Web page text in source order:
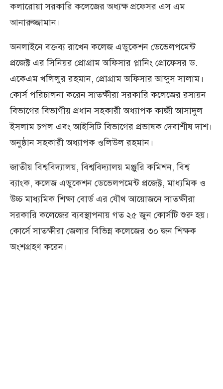
কলারোয়া সরকারি কলেজের অধ্যক্ষ প্রফেসর এস এম
আনারুজ্জামান।
অনলাইনে বক্তব্য রাখেন কলেজ এডুকেশন ডেভেলপমেন্ট
প্রজেক্ট এর সিনিয়র প্রোগ্রাম অফিসার প্লানিং প্রোফেসর ড.
একেএম খলিলুর রহমান, প্রোগ্রাম অফিসার আব্দুস সালাম।
কোর্স পরিচালনা করেন সাতক্ষীরা সরকারি কলেজের রসায়ন
বিভাগের বিভাগীয় প্রধান সহকারী অধ্যাপক কাজী আসাদুল
ইসলাম চপল এবং আইসিটি বিভাগের প্রভাষক দেবাশীষ দাশ।
অনুষ্ঠান সহকারী অধ্যাপক ওলিউল রহমান।
জাতীয় বিশ্ববিদ্যালয়, বিশ্ববিদ্যালয় মঞ্জুরি কমিশন, বিশ্ব
ব্যাংক, কলেজ এডুকেশন ডেভেলপমেন্ট প্রজেক্ট, মাধ্যমিক ও
উচ্চ মাধ্যমিক শিক্ষা বোর্ড এর যৌথ আয়োজনে সাতক্ষীরা
সরকারি কলেজের ব্যবস্থাপনায় গত ২৫ জুন কোর্সটি শুরু হয়।
কোর্সে সাতক্ষীরা জেলার বিভিন্ন কলেজের ৩০ জন শিক্ষক
অংশগ্রহণ করেন।